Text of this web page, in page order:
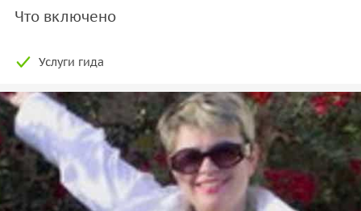
Что включено
Услуги гида